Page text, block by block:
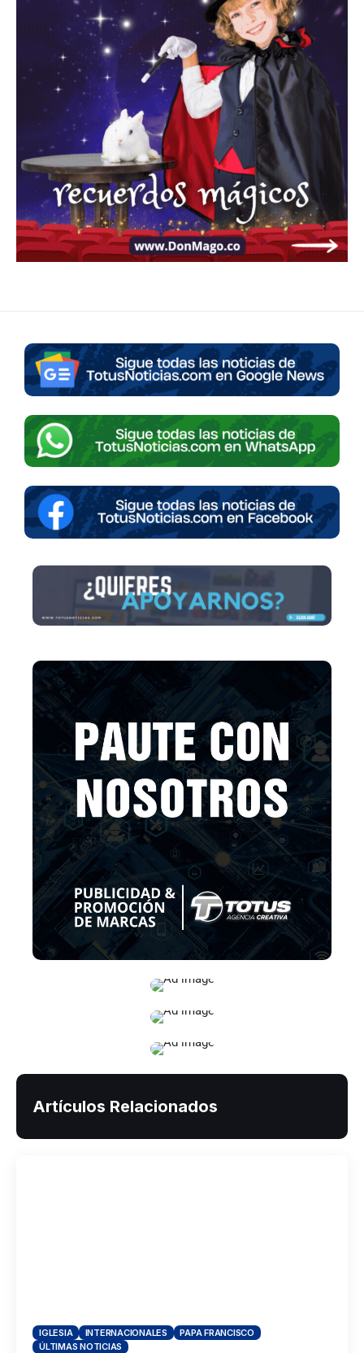
Artículos Relacionados
IGLESIA INTERNACIONALES
PAPA FRANCISCO
ÚLTIMAS NOTICIAS